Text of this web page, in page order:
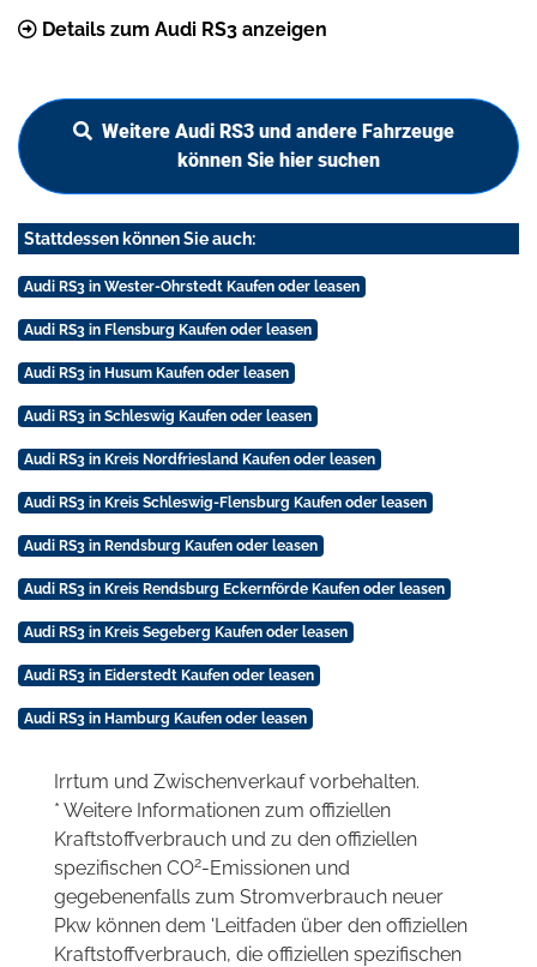
Details zum Audi RS3 anzeigen
Weitere Audi RS3 und andere Fahrzeuge
können Sie hier suchen
Stattdessen können Sie auch:
Audi RS3 in Wester-Ohrstedt Kaufen oder leasen
Audi RS3 in Flensburg Kaufen oder leasen
Audi RS3 in Husum Kaufen oder leasen
Audi RS3 in Schleswig Kaufen oder leasen
Audi RS3 in Kreis Nordfriesland Kaufen oder leasen
Audi RS3 in Kreis Schleswig-Flensburg Kaufen oder leasen
Audi RS3 in Rendsburg Kaufen oder leasen
Audi RS3 in Kreis Rendsburg Eckernförde Kaufen oder leasen
Audi RS3 in Kreis Segeberg Kaufen oder leasen
Audi RS3 in Eiderstedt Kaufen oder leasen
Audi RS3 in Hamburg Kaufen oder leasen
Irrtum und Zwischenverkauf vorbehalten.
* Weitere Informationen zum offiziellen
Kraftstoffverbrauch und zu den offiziellen
spezifischen CO2-Emissionen und
gegebenenfalls zum Stromverbrauch neuer
Pkw können dem 'Leitfaden über den offiziellen
Kraftstoffverbrauch, die offiziellen spezifischen